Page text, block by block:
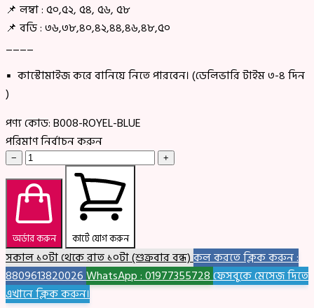
📌 লম্বা : ৫০,৫২, ৫৪, ৫৬, ৫৮
📌 বডি : ৩৬,৩৮,৪০,৪২,৪৪,৪৬,৪৮,৫০
____
▪ কাস্টোমাইজ করে বানিয়ে নিতে পারবেন। (ডেলিভারি টাইম ৩-৪ দিন
)
পণ্য কোড:B008-ROYEL-BLUE
পরিমাণ নির্বাচন করুন
− +
অর্ডার করুন কার্টে যোগ করুন
সকাল ১০টা থেকে রাত ১০টা (শুক্রবার বন্ধ)কল করতে ক্লিক করুন :
8809613820026WhatsApp : 01977355728ফেসবুকে মেসেজ দিতে
এখানে ক্লিক করুন।